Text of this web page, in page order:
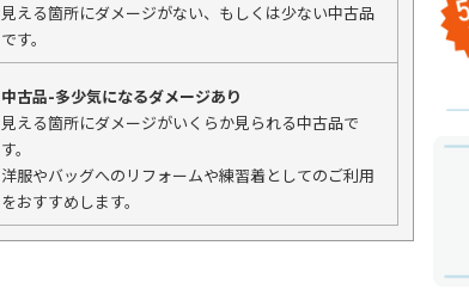
見える箇所にダメージがない、もしくは少ない中古品
です。
中古品-多少気になるダメージあり
見える箇所にダメージがいくらか見られる中古品で
す。
洋服やバッグへのリフォームや練習着としてのご利用
をおすすめします。